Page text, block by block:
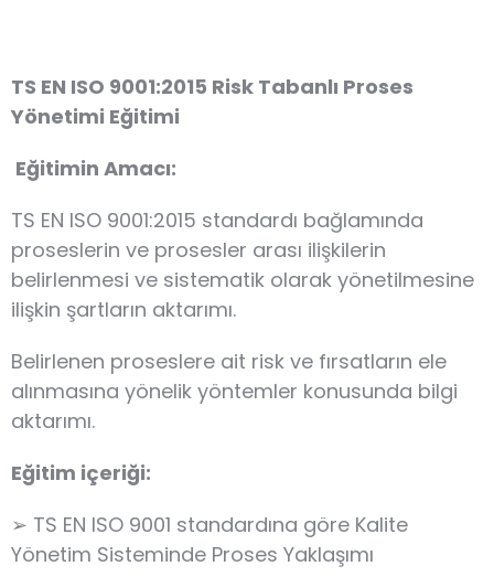
TS EN ISO 9001:2015 Risk Tabanlı Proses
Yönetimi Eğitimi
Eğitimin Amacı:
TS EN ISO 9001:2015 standardı bağlamında
proseslerin ve prosesler arası ilişkilerin
belirlenmesi ve sistematik olarak yönetilmesine
ilişkin şartların aktarımı.
Belirlenen proseslere ait risk ve fırsatların ele
alınmasına yönelik yöntemler konusunda bilgi
aktarımı.
Eğitim içeriği:
➢ TS EN ISO 9001 standardına göre Kalite
Yönetim Sisteminde Proses Yaklaşımı